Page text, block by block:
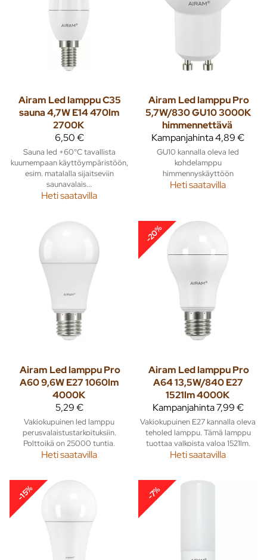
Airam Led lamppu C35
sauna 4,7W E14 470lm
2700K
6,50 €
Sauna led +60°C tavallista
kuumempaan käyttöympäristöön,
esim. matalalla sijaitseviin
saunavalais...
Heti saatavilla
Airam Led lamppu Pro
5,7W/830 GU10 3000K
himmennettävä
Kampanjahinta4,89 €
GU10 kannalla oleva led
kohdelamppu
himmennyskäyttöön
Heti saatavilla
Airam Led lamppu Pro
A60 9,6W E27 1060lm
4000K
5,29 €
Vakiokupuinen led lamppu
perusvalaistustarkoituksiin.
Polttoikä on 25000 tuntia.
Heti saatavilla
-20%
Airam Led lamppu Pro
A64 13,5W/840 E27
1521lm 4000K
Kampanjahinta7,99 €
Vakiokupuinen E27 kannalla oleva
teholed lamppu. Tämä lamppu
tuottaa valkoista valoa 1521lm.
Heti saatavilla
-15% -7%